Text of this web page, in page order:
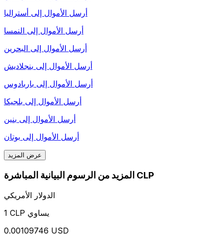
أرسل الأموال إلى أستراليا
أرسل الأموال إلى النمسا
أرسل الأموال إلى البحرين
أرسل الأموال إلى بنجلاديش
أرسل الأموال إلى باربادوس
أرسل الأموال إلى بلجيكا
أرسل الأموال إلى بنين
أرسل الأموال إلى بوتان
عرض المزيد
المزيد من الرسوم البيانية المباشرة CLP
الدولار الأمريكي
1 CLP يساوي
0.00109746 USD